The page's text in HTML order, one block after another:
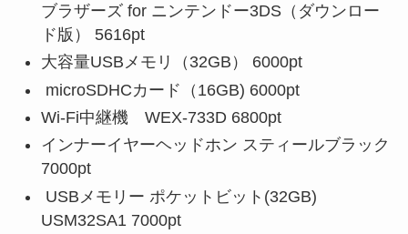
ブラザーズ for ニンテンドー3DS（ダウンロー
ド版） 5616pt
大容量USBメモリ（32GB） 6000pt
microSDHCカード（16GB) 6000pt
Wi-Fi中継機 WEX-733D 6800pt
インナーイヤーヘッドホン スティールブラック
7000pt
USBメモリー ポケットビット(32GB)
USM32SA1 7000pt